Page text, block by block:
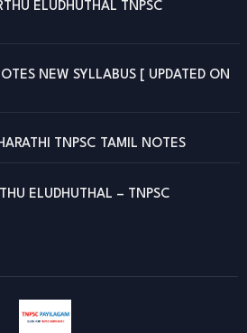
ELUDHUTHAL TNPSC
NEW SYLLABUS [ UPDATED ON
TNPSC TAMIL NOTES
ELUDHUTHAL – TNPSC